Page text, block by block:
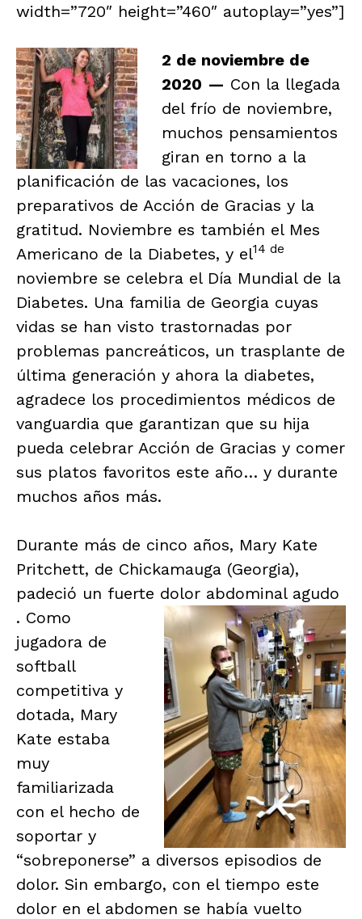
width=”720″ height=”460″ autoplay=”yes”]
2 de noviembre de
2020 — Con la llegada
del frío de noviembre,
muchos pensamientos
giran en torno a la
planificación de las vacaciones, los
preparativos de Acción de Gracias y la
gratitud. Noviembre es también el Mes
Americano de la Diabetes, y el14 de
noviembre se celebra el Día Mundial de la
Diabetes. Una familia de Georgia cuyas
vidas se han visto trastornadas por
problemas pancreáticos, un trasplante de
última generación y ahora la diabetes,
agradece los procedimientos médicos de
vanguardia que garantizan que su hija
pueda celebrar Acción de Gracias y comer
sus platos favoritos este año… y durante
muchos años más.
Durante más de cinco años, Mary Kate
Pritchett, de Chickamauga (Georgia),
padeció un fuerte dolor abdominal agudo
. Como
jugadora de
softball
competitiva y
dotada, Mary
Kate estaba
muy
familiarizada
con el hecho de
soportar y
“sobreponerse” a diversos episodios de
dolor. Sin embargo, con el tiempo este
dolor en el abdomen se había vuelto